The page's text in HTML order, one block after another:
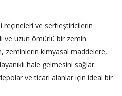
reçineleri ve sertleştiricilerin
ve uzun ömürlü bir zemin
zeminlerin kimyasal maddelere,
hale gelmesini sağlar.
ve ticari alanlar için ideal bir